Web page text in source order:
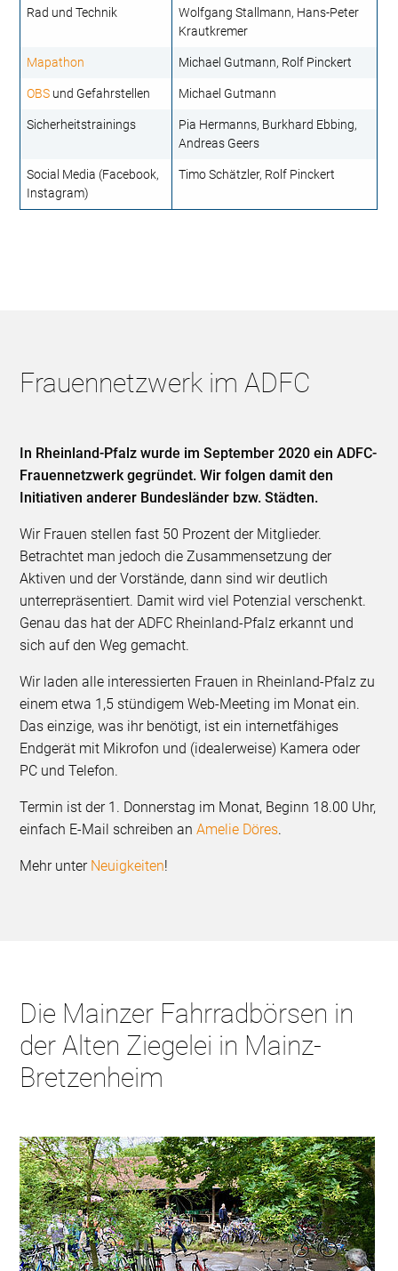
Rad und Technik
Wolfgang Stallmann, Hans-Peter
Krautkremer
Mapathon Michael Gutmann, Rolf Pinckert
OBS und Gefahrstellen Michael Gutmann
Sicherheitstrainings
Pia Hermanns, Burkhard Ebbing,
Andreas Geers
Social Media (Facebook,
Instagram)
Timo Schätzler, Rolf Pinckert
Frauennetzwerk im ADFC
In Rheinland-Pfalz wurde im September 2020 ein ADFC-
Frauennetzwerk gegründet. Wir folgen damit den
Initiativen anderer Bundesländer bzw. Städten.
Wir Frauen stellen fast 50 Prozent der Mitglieder.
Betrachtet man jedoch die Zusammensetzung der
Aktiven und der Vorstände, dann sind wir deutlich
unterrepräsentiert. Damit wird viel Potenzial verschenkt.
Genau das hat der ADFC Rheinland-Pfalz erkannt und
sich auf den Weg gemacht.
Wir laden alle interessierten Frauen in Rheinland-Pfalz zu
einem etwa 1,5 stündigem Web-Meeting im Monat ein.
Das einzige, was ihr benötigt, ist ein internetfähiges
Endgerät mit Mikrofon und (idealerweise) Kamera oder
PC und Telefon.
Termin ist der 1. Donnerstag im Monat, Beginn 18.00 Uhr,
einfach E-Mail schreiben anAmelie Döres.
Mehr unter Neuigkeiten!
Die Mainzer Fahrradbörsen in
der Alten Ziegelei in Mainz-
Bretzenheim